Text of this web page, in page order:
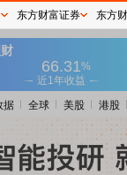
据 全球 美股 港股
东方财富证券 东方